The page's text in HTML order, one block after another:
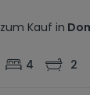
zum Kauf in
4 2